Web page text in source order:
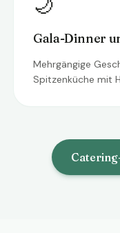
Gala-Dinner
Mehrgängige
Spitzenküche mit